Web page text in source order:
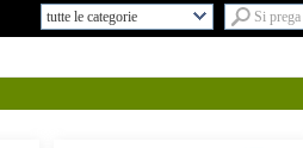
tutte le categorie